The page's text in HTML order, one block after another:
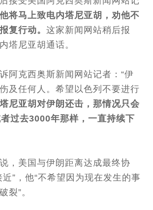
他将马上致电内塔尼亚胡，劝他不
复行动。这家新闻网站稍后报
塔尼亚胡通话。
阿克西奥斯新闻网站记者：“伊
及任何人。希望以色列不要进行
尼亚胡对伊朗还击，那情况只会
过去3000年那样，一直持续下
美国与伊朗距离达成最终协
近”，他“不希望因为现在发生的事
裂”。